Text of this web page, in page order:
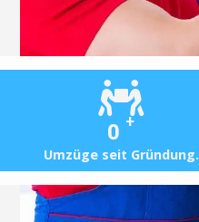
0 +
Umzüge seit Gründung.